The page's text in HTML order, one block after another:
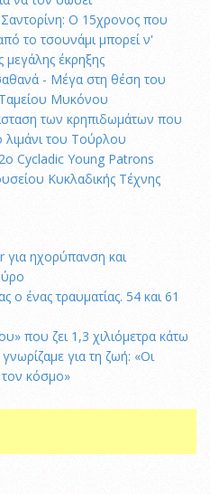
Ο 15χρονος που
το τσουνάμι μπορεί ν'
μεγάλης έκρηξης
- Μέγα στη θέση του
Μυκόνου
των κρηπιδωμάτων που
λιμάνι του Τούρλου
Cycladic Young Patrons
Κυκλαδικής Τέχνης
ηχορύπανση και
ο ένας τραυματίας. 54 και 61
που ζει 1,3 χιλιόμετρα κάτω
για τη ζωή: «Οι
κόσμο»